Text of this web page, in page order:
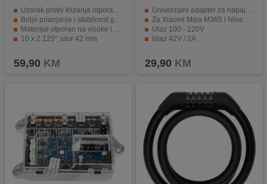
Uzorak protiv klizanja otporan na habanje
Bolje prianjanje i stabilnost gume
Materijal otporan na visoke i niske temperature
10 x 2.125", utor 42 mm
59,90 KM
Univerzalni adapter za napajanje
Za Xiaomi Mijia M365 i Ninebot ES2 / ES4
Ulaz 100 - 220V
Izlaz 42V / 2A
29,90 KM